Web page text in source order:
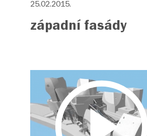
25.02.2015.
západní fasády